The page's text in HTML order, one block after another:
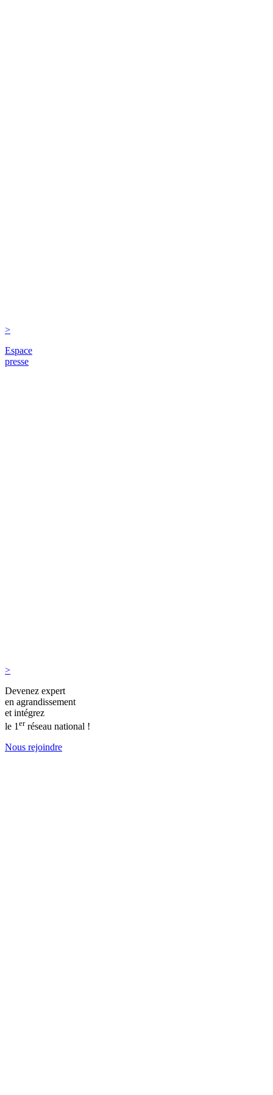
>
Espace
presse
>
Devenez expert
en agrandissement
et intégrez
le 1 erréseau national !
Nous rejoindre